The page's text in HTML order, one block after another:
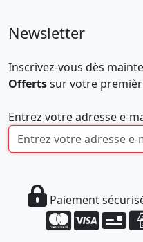
Newsletter
Inscrivez-vous dès
Offertssur votre
Entrez votre adresse e-
Paiement